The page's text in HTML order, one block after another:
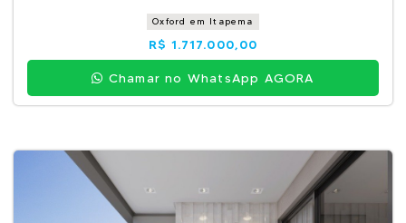
Oxford em Itapema
R$ 1.717.000,00
Chamar no WhatsApp AGORA